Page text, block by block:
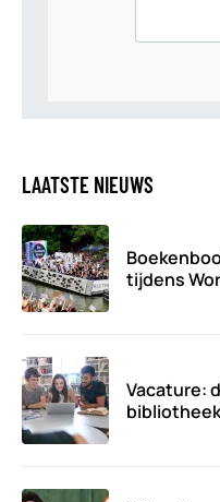
LAATSTE NIEUWS
tijdens
Vacature: